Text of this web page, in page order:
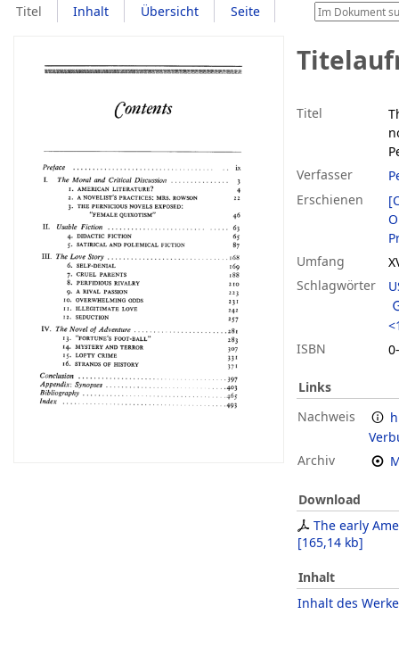
Titel Inhalt Übersicht Seite
Titel
Verfasser
Erschienen
Umfang
Schlagwörter
ISBN
Links
Nachweis
Archiv
Download
The early
[165,14 kb]
Inhalt
Inhalt des